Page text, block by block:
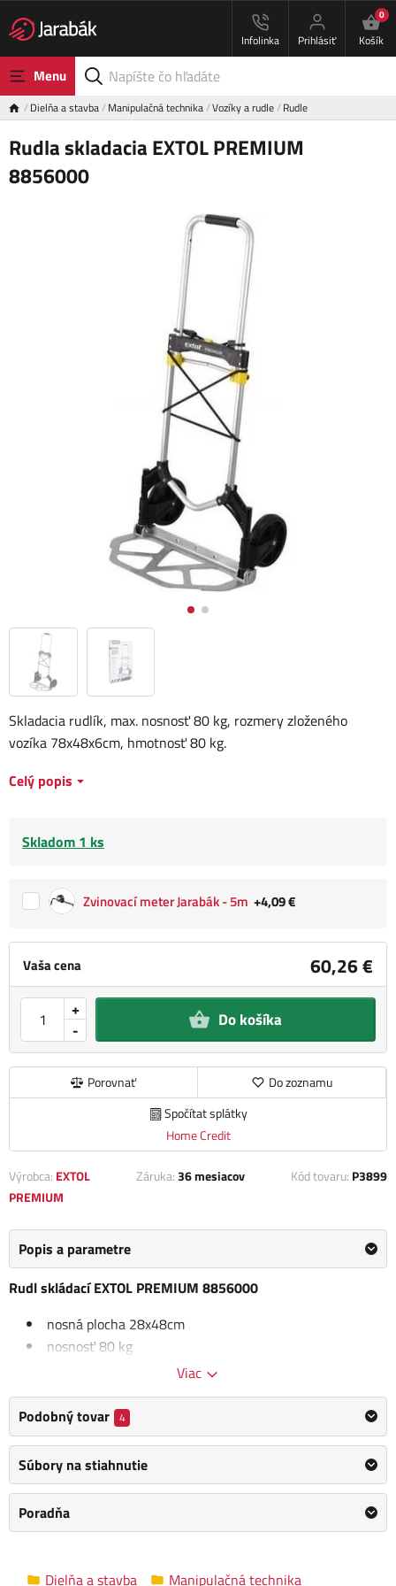
Infolinka Prihlásiť
0
Košík
Menu
Dielňa a stavba Manipulačná technika Vozíky a rudle Rudle
Rudla skladacia EXTOL PREMIUM
8856000
Vaša cena 60,26 €
-
+ Do košíka
Porovnať
Do zoznamu
Spočítat splátky
Home Credit
Skladacia rudlík, max. nosnosť 80 kg, rozmery zloženého
vozíka 78x48x6cm, hmotnosť 80 kg.
Celý popis
Skladom 1 ks
Zvinovací meter Jarabák - 5m +4,09 €
Výrobca: EXTOL
PREMIUM
Záruka:36 mesiacov Kód tovaru: P3899
Popis a parametre
Rudl skládací EXTOL PREMIUM 8856000
nosná plocha 28x48cm
nosnosť 80 kg
upínacia guma 8mm x 120cm
konštrukcia z kvalitnej hliníkovej zliatiny
hmotnosť 4 kg
hmotnosť 4 kg
Kategória
Rudle
Výrobca
EXTOL PREMIUM/Informace o výrobci
Materiál
Kov / plast
Viac
Podobný tovar 4
Súbory na stiahnutie
Poradňa
Dielňa a stavba
Manipulačná technika